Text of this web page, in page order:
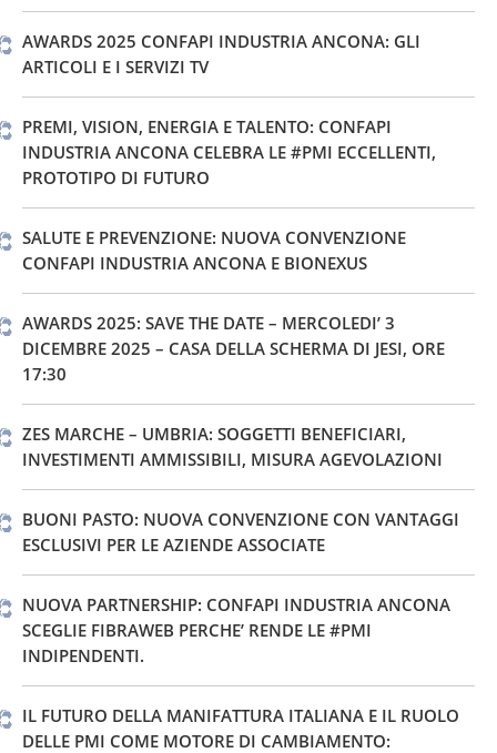
AWARDS 2025 CONFAPI INDUSTRIA ANCONA: GLI
ARTICOLI E I SERVIZI TV
PREMI, VISION, ENERGIA E TALENTO: CONFAPI
INDUSTRIA ANCONA CELEBRA LE #PMI ECCELLENTI,
PROTOTIPO DI FUTURO
SALUTE E PREVENZIONE: NUOVA CONVENZIONE
CONFAPI INDUSTRIA ANCONA E BIONEXUS
AWARDS 2025: SAVE THE DATE – MERCOLEDI’ 3
DICEMBRE 2025 – CASA DELLA SCHERMA DI JESI, ORE
17:30
ZES MARCHE – UMBRIA: SOGGETTI BENEFICIARI,
INVESTIMENTI AMMISSIBILI, MISURA AGEVOLAZIONI
BUONI PASTO: NUOVA CONVENZIONE CON VANTAGGI
ESCLUSIVI PER LE AZIENDE ASSOCIATE
NUOVA PARTNERSHIP: CONFAPI INDUSTRIA ANCONA
SCEGLIE FIBRAWEB PERCHE’ RENDE LE #PMI
INDIPENDENTI.
IL FUTURO DELLA MANIFATTURA ITALIANA E IL RUOLO
DELLE PMI COME MOTORE DI CAMBIAMENTO: